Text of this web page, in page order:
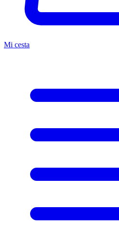
Mi cesta